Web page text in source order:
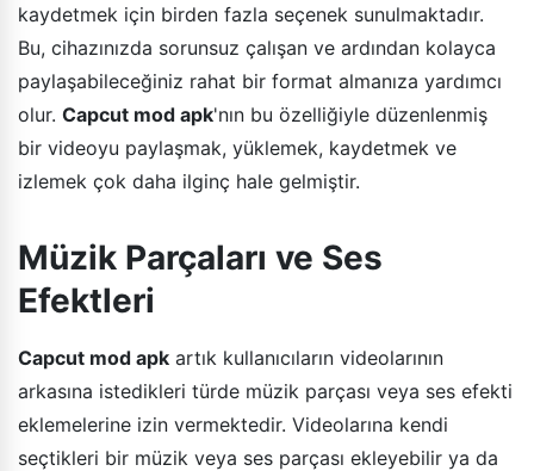
kaydetmek için birden fazla seçenek sunulmaktadır.
Bu, cihazınızda sorunsuz çalışan ve ardından kolayca
paylaşabileceğiniz rahat bir format almanıza yardımcı
olur. Capcut mod apk'nın bu özelliğiyle düzenlenmiş
bir videoyu paylaşmak, yüklemek, kaydetmek ve
izlemek çok daha ilginç hale gelmiştir.
Müzik Parçaları ve Ses
Efektleri
Capcut mod apk artık kullanıcıların videolarının
arkasına istedikleri türde müzik parçası veya ses efekti
eklemelerine izin vermektedir. Videolarına kendi
seçtikleri bir müzik veya ses parçası ekleyebilir ya da